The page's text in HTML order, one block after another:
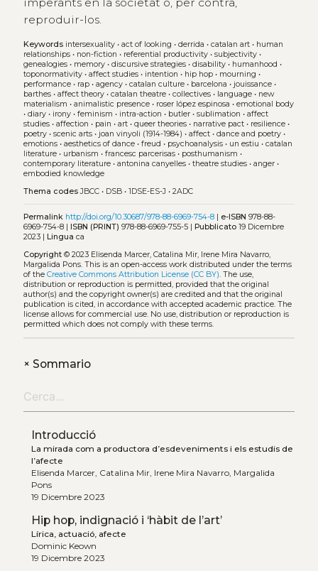
reproduir-los.
Keywords intersexuality• act of looking • derrida • catalan art• human
relationships• non-fiction • referential productivity• subjectivity•
genealogies• memory• discursive strategies• disability• humanhood •
toponormativity• affect studies• intention • hip hop• mourning •
performance• rap• agency• catalan culture• barcelona • jouissance•
barthes• affect theory• catalan theatre• collectives• language• new
materialism • animalistic presence• roser lópez espinosa • emotional body
• diary• irony• feminism • intra-action • butler• sublimation • affect
studies• affection • pain • art• queer theories• narrative pact• resilience•
poetry• scenic arts• joan vinyoli (1914-1984) • affect• dance and poetry•
emotions• aesthetics of dance• freud • psychoanalysis• un estiu • catalan
literature• urbanism • francesc parcerisas• posthumanism •
contemporary literature• antonina canyelles• theatre studies• anger•
embodied knowledge
Thema codes JBCC• DSB• 1DSE-ES-J • 2ADC
Permalink http://doi.org/10.30687/978-88-6969-754-8| e-ISBN 978-88-
6969-754-8 | ISBN (PRINT) 978-88-6969-755-5 | Pubblicato19 Dicembre
2023 | Lingua ca
Copyright© 2023 Elisenda Marcer, Catalina Mir, Irene Mira Navarro,
Margalida Pons. This is an open-access work distributed under the terms
of the Creative Commons Attribution License (CC BY). The use,
distribution or reproduction is permitted, provided that the original
author(s) and the copyright owner(s) are credited and that the original
publication is cited, in accordance with accepted academic practice. The
license allows for commercial use. No use, distribution or reproduction is
permitted which does not comply with these terms.
+Sommario
Introducció
La mirada com a productora d’esdeveniments i els estudis de
l’afecte
Elisenda Marcer, Catalina Mir, Irene Mira Navarro, Margalida
Pons
19 Dicembre 2023
Hip hop, indignació i ‘hàbit de l’art’
Lírica, actuació, afecte
Dominic Keown
19 Dicembre 2023